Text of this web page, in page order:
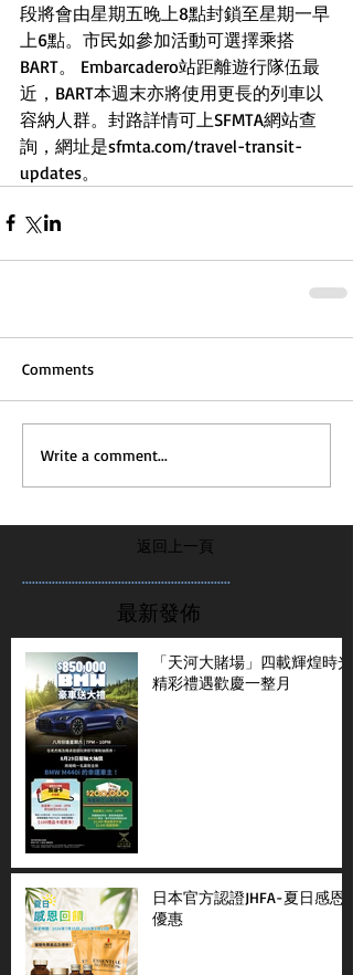
段將會由星期五晚上8點封鎖至星期一早
上6點。市民如參加活動可選擇乘搭
BART。 Embarcadero站距離遊行隊伍最
近，BART本週末亦將使用更長的列車以
容納人群。封路詳情可上SFMTA網站查
詢，網址是sfmta.com/travel-transit-
updates。
Comments
Write a comment...
返回上一頁
...............................................................
最新發佈
「天河大賭場」四載輝煌時光
精彩禮遇歡慶一整月
日本官方認證JHFA-夏日感恩
優惠